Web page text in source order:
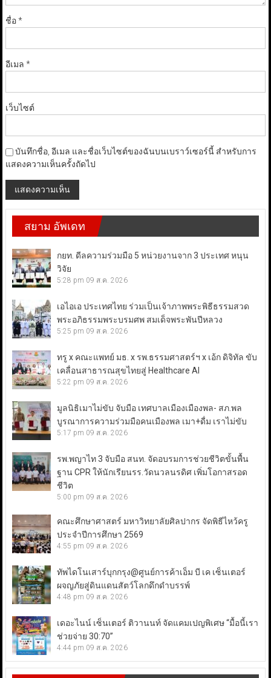
ชื่อ*
อีเมล *
เว็บไซต์
บันทึกชื่อ, อีเมล และชื่อเว็บไซต์ของฉันบนเบราว์เซอร์นี้ สำหรับการ
แสดงความเห็นครั้งถัดไป
สยาม อัพเดท
กยท. ดีลความร่วมมือ 5 หน่วยงานจาก 3 ประเทศ หนุน
วิจัย
5:28 pm 09 ส.ค. 2026
เอไอเอ ประเทศไทย ร่วมเป็นเจ้าภาพพระพิธีธรรมสวด
พระอภิธรรมพระบรมศพ สมเด็จพระพันปีหลวง
5:25 pm 09 ส.ค. 2026
ทรู x คณะแพทย์ มธ. x รพ.ธรรมศาสตร์ฯ x เอ้ก ดิจิทัล ขับ
เคลื่อนสาธารณสุขไทยสู่ Healthcare AI
5:22 pm 09 ส.ค. 2026
มูลนิธิเมาไม่ขับ จับมือ เทศบาลเมืองเมืองพล- สภ.พล
บูรณาการความร่วมมือคนเมืองพล เมา+ดื่ม เราไม่ขับ
5:17 pm 09 ส.ค. 2026
รพ.พญาไท 3 จับมือ สนท. จัดอบรมการช่วยชีวิตขั้นพื้น
ฐาน CPR ให้นักเรียนรร.วัดนวลนรดิศ เพิ่มโอกาสรอด
ชีวิต
5:00 pm 09 ส.ค. 2026
คณะศึกษาศาสตร์ มหาวิทยาลัยศิลปากร จัดพิธีไหว้ครู
ประจำปีการศึกษา 2569
4:55 pm 09 ส.ค. 2026
ทัพไดโนเสาร์บุกกรุง@ศูนย์การค้าเอ็ม บี เค เซ็นเตอร์
ผจญภัยสู่ดินแดนสัตว์โลกดึกดำบรรพ์
4:48 pm 09 ส.ค. 2026
เดอะไนน์ เซ็นเตอร์ ติวานนท์ จัดแคมเปญพิเศษ “มื้อนี้เรา
ช่วยจ่าย 30:70”
4:44 pm 09 ส.ค. 2026